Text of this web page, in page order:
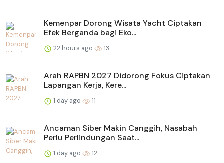
Kemenpar Dorong Wisata Yacht Ciptakan
Efek Berganda bagi Eko...
22 hours ago 13
Arah RAPBN 2027 Didorong Fokus Ciptakan
Lapangan Kerja, Kere...
1 day ago 11
Ancaman Siber Makin Canggih, Nasabah
Perlu Perlindungan Saat...
1 day ago 12